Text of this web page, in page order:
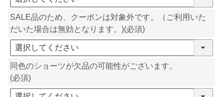
SALE品のため、クーポンは対象外です。（ご利用いた
だいた場合は無効となります。)(必須)
同色のショーツが欠品の可能性がございます。
(必須)